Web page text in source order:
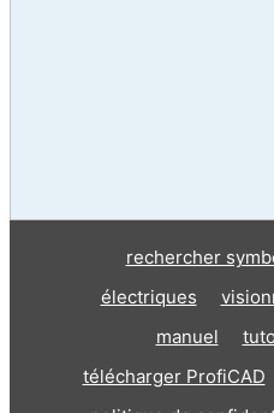
rechercher
électriques
manuel
télécharger ProfiCAD